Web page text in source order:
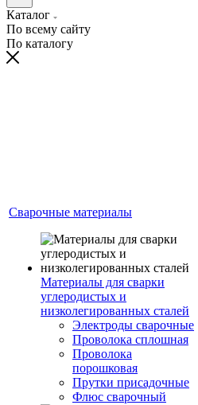
Каталог
По всему сайту
По каталогу
Сварочные материалы
Материалы для сварки
углеродистых и
низколегированных сталей
Электроды сварочные
Проволока сплошная
Проволока
порошковая
Прутки присадочные
Флюс сварочный